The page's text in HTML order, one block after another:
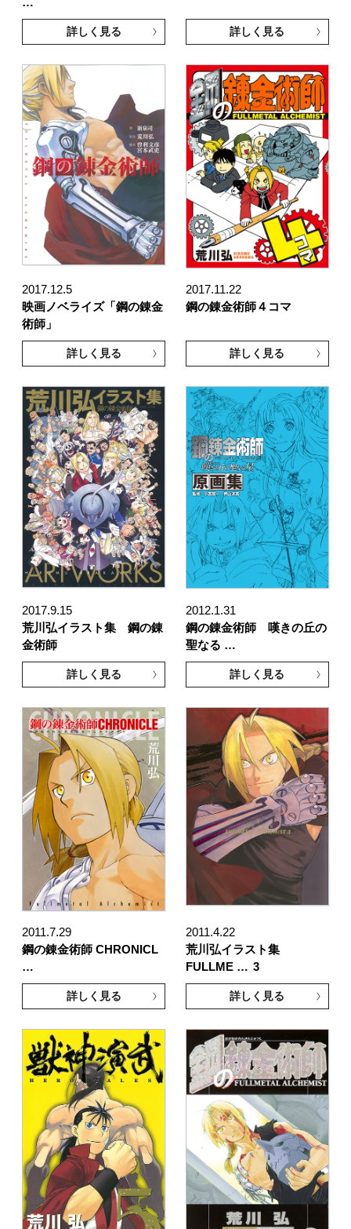
詳しく見る 詳しく見る
2017.12.5
映画ノベライズ「鋼の錬金
術師」
詳しく見る
2017.11.22
鋼の錬金術師４コマ
詳しく見る
2017.9.15
荒川弘イラスト集 鋼の錬
金術師
詳しく見る
2012.1.31
鋼の錬金術師 嘆きの丘の
聖なる …
詳しく見る
2011.7.29
鋼の錬金術師 CHRONICL
…
詳しく見る
2011.4.22
荒川弘イラスト集
FULLME … 3
詳しく見る